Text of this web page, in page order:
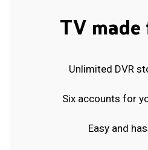
TV
Unlimited DVR
Six accounts for
Easy and